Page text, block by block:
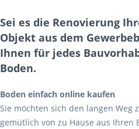
Sei es die Renovierung
Objekt aus dem
Ihnen für jedes
Boden.
Boden einfach online kaufen
Sie möchten sich den langen Weg
gemütlich von zu Hause aus Ihren